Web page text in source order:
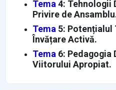
Tema 4: Tehnologii
Privire de
Tema 5: Potențialul
Învățare Activă.
Tema 6: Pedagogia
Viitorului Apropiat.